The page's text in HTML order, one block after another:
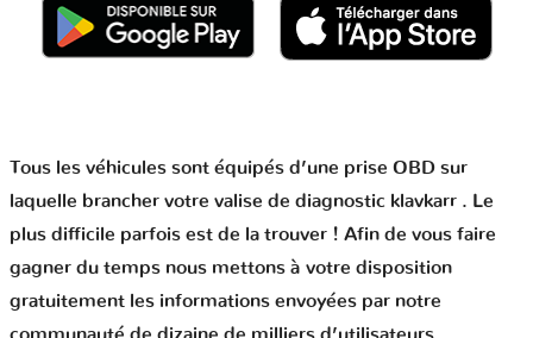
Tous les véhicules sont équipés d’une prise OBD sur
laquelle brancher votre valise de diagnostic klavkarr . Le
plus difficile parfois est de la trouver ! Afin de vous faire
gagner du temps nous mettons à votre disposition
gratuitement les informations envoyées par notre
communauté de dizaine de milliers d’utilisateurs.